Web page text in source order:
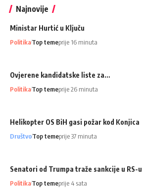
Najnovije
Ministar Hurtić u Ključu
PolitikaTop temeprije 16 minuta
Ovjerene kandidatske liste za…
PolitikaTop temeprije 26 minuta
Helikopter OS BiH gasi požar kod Konjica
DruštvoTop temeprije 37 minuta
Senatori od Trumpa traže sankcije u RS-u
PolitikaTop temeprije 4 sata